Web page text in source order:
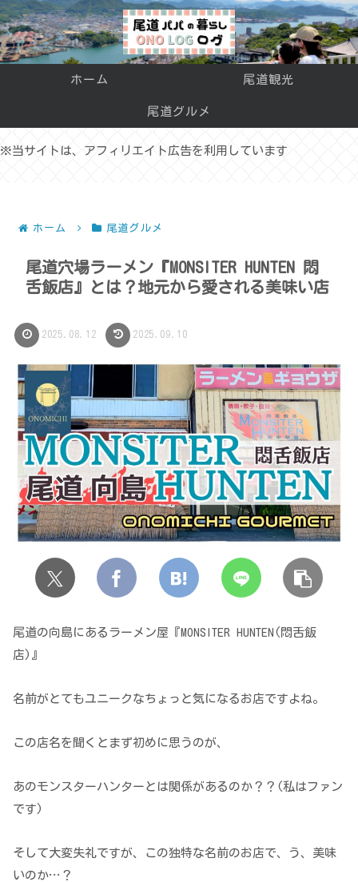
ホーム 尾道観光
尾道グルメ
※当サイトは、アフィリエイト広告を利用しています
ホーム 尾道グルメ
尾道穴場ラーメン『MONSITER HUNTEN 悶
舌飯店』とは？地元から愛される美味い店
2025.08.12 2025.09.10
尾道の向島にあるラーメン屋『MONSITER HUNTEN(悶舌飯
店)』
名前がとてもユニークなちょっと気になるお店ですよね。
この店名を聞くとまず初めに思うのが、
あのモンスターハンターとは関係があるのか？？(私はファン
です)
そして大変失礼ですが、この独特な名前のお店で、う、美味
いのか…？